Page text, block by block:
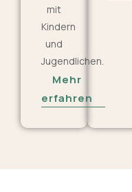
mit
Kindern
und
Jugendlichen.
Mehr
erfahren